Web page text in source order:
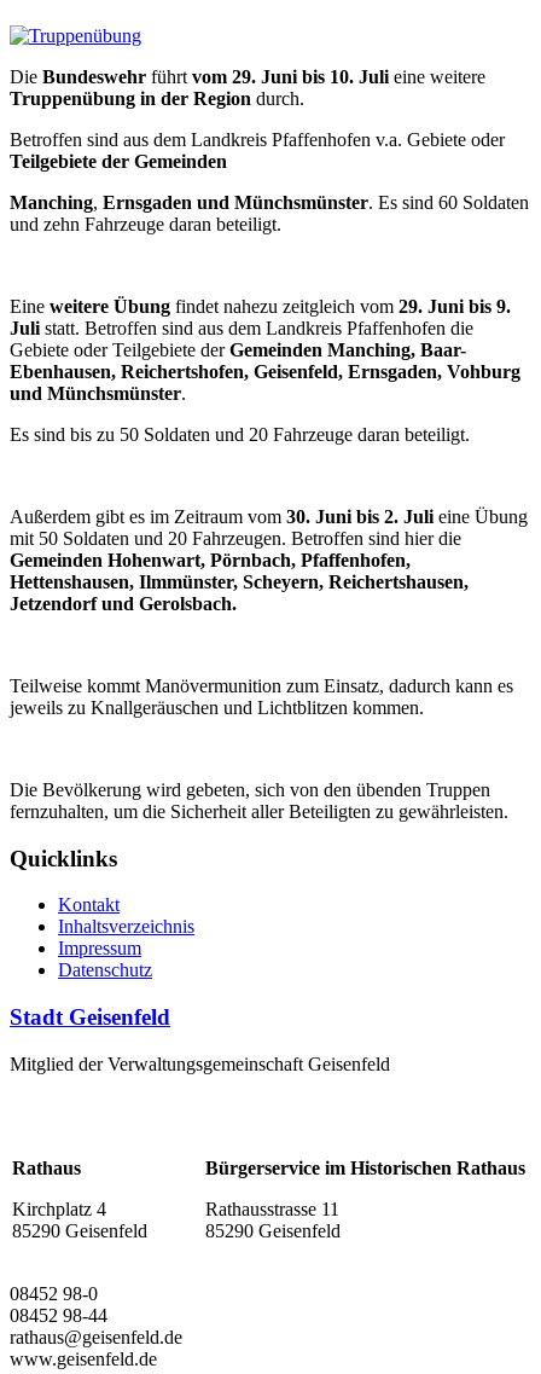
Die Bundeswehr führt vom 29. Juni bis 10. Juli eine weitere
Truppenübung in der Region durch.
Betroffen sind aus dem Landkreis Pfaffenhofen v.a. Gebiete oder
Teilgebiete der Gemeinden
Manching, Ernsgaden und Münchsmünster. Es sind 60 Soldaten
und zehn Fahrzeuge daran beteiligt.
Eine weitere Übung findet nahezu zeitgleich vom 29. Juni bis 9.
Juli statt. Betroffen sind aus dem Landkreis Pfaffenhofen die
Gebiete oder Teilgebiete derGemeinden Manching, Baar-
Ebenhausen, Reichertshofen, Geisenfeld, Ernsgaden, Vohburg
und Münchsmünster.
Es sind bis zu 50 Soldaten und 20 Fahrzeuge daran beteiligt.
Außerdem gibt es im Zeitraum vom 30. Juni bis 2. Juli eine Übung
mit 50 Soldaten und 20 Fahrzeugen. Betroffen sind hier die
Gemeinden Hohenwart, Pörnbach, Pfaffenhofen,
Hettenshausen, Ilmmünster, Scheyern, Reichertshausen,
Jetzendorf und Gerolsbach.
Teilweise kommt Manövermunition zum Einsatz, dadurch kann es
jeweils zu Knallgeräuschen und Lichtblitzen kommen.
Die Bevölkerung wird gebeten, sich von den übenden Truppen
fernzuhalten, um die Sicherheit aller Beteiligten zu gewährleisten.
Quicklinks
Kontakt
Inhaltsverzeichnis
Impressum
Datenschutz
Stadt Geisenfeld
Mitglied der Verwaltungsgemeinschaft Geisenfeld
Rathaus
Kirchplatz 4
85290 Geisenfeld
Bürgerservice im Historischen Rathaus
Rathausstrasse 11
85290 Geisenfeld
08452 98-0
08452 98-44
rathaus@geisenfeld.de
www.geisenfeld.de